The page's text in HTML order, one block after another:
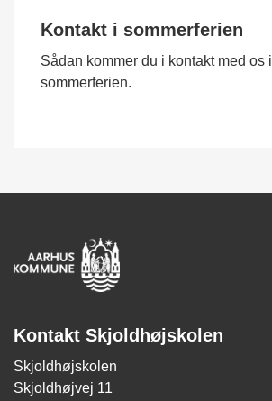
Kontakt i sommerferien
Sådan kommer du i kontakt med os i
sommerferien.
Kontakt Skjoldhøjskolen
Skjoldhøjskolen
Skjoldhøjvej 11